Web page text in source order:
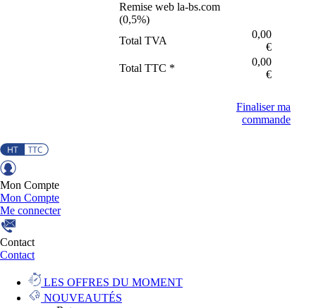
Remise web la-bs.com
(0,5%)
Total TVA
0,00
€
Total TTC *
0,00
€
Finaliser ma
commande
Mon Compte
Mon Compte
Me connecter
Contact
Contact
LES OFFRES DU MOMENT
NOUVEAUTÉS